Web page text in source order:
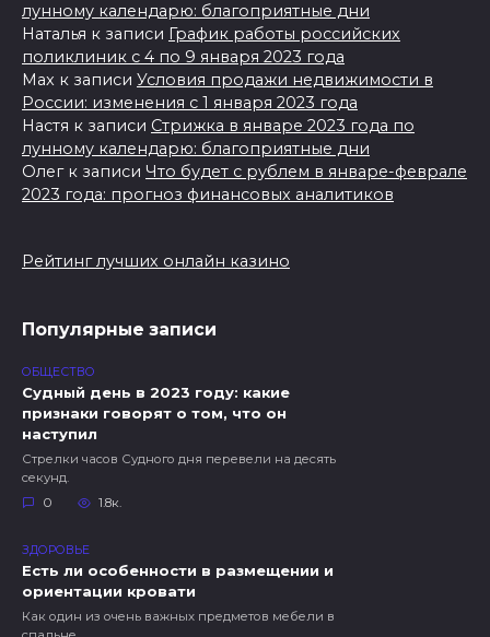
лунному календарю: благоприятные дни
Наталья к записи График работы российских
поликлиник с 4 по 9 января 2023 года
Max к записи Условия продажи недвижимости в
России: изменения с 1 января 2023 года
Настя к записи Стрижка в январе 2023 года по
лунному календарю: благоприятные дни
Олегк записи Что будет с рублем в январе-феврале
2023 года: прогноз финансовых аналитиков
Рейтинг лучших онлайн казино
Популярные записи
ОБЩЕСТВО
Судный день в 2023 году: какие
признаки говорят о том, что он
наступил
Стрелки часов Судного дня перевели на десять
секунд.
0
1.8к.
ЗДОРОВЬЕ
Есть ли особенности в размещении и
ориентации кровати
Как один из очень важных предметов мебели в